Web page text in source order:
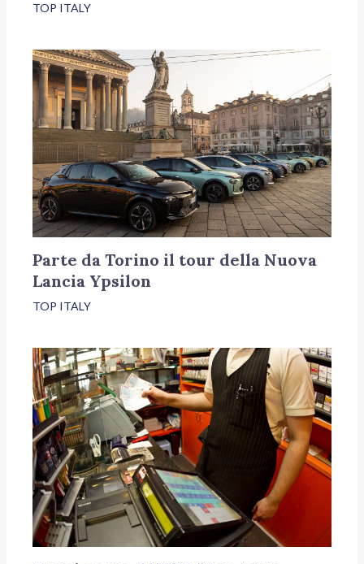
TOP ITALY
Parte da Torino il tour della Nuova
Lancia Ypsilon
TOP ITALY